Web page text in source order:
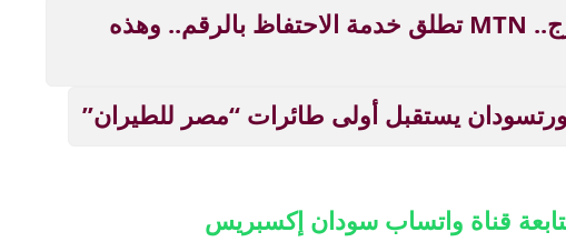
خدمة تهم السودانيين بالخارج.. MTN تطلق خدمة الاحتفاظ بالرقم.. وهذه
يستقبل أولى طائرات “مصر للطيران”
قناة واتساب سودان إكسبريس